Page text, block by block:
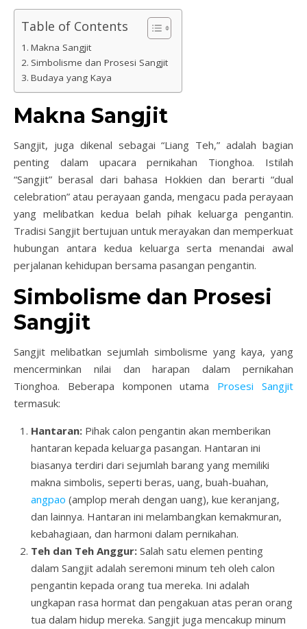
Table of Contents
Makna Sangjit
Simbolisme dan Prosesi Sangjit
Budaya yang Kaya
Makna Sangjit
Sangjit, juga dikenal sebagai “Liang Teh,” adalah bagian
penting dalam upacara pernikahan Tionghoa. Istilah
“Sangjit” berasal dari bahasa Hokkien dan berarti “dual
celebration” atau perayaan ganda, mengacu pada perayaan
yang melibatkan kedua belah pihak keluarga pengantin.
Tradisi Sangjit bertujuan untuk merayakan dan memperkuat
hubungan antara kedua keluarga serta menandai awal
perjalanan kehidupan bersama pasangan pengantin.
Simbolisme dan Prosesi
Sangjit
Sangjit melibatkan sejumlah simbolisme yang kaya, yang
mencerminkan nilai dan harapan dalam pernikahan
Tionghoa. Beberapa komponen utama Prosesi Sangjit
termasuk:
Hantaran: Pihak calon pengantin akan memberikan
hantaran kepada keluarga pasangan. Hantaran ini
biasanya terdiri dari sejumlah barang yang memiliki
makna simbolis, seperti beras, uang, buah-buahan,
angpao (amplop merah dengan uang), kue keranjang,
dan lainnya. Hantaran ini melambangkan kemakmuran,
kebahagiaan, dan harmoni dalam pernikahan.
Teh dan Teh Anggur: Salah satu elemen penting
dalam Sangjit adalah seremoni minum teh oleh calon
pengantin kepada orang tua mereka. Ini adalah
ungkapan rasa hormat dan pengakuan atas peran orang
tua dalam hidup mereka. Sangjit juga mencakup minum